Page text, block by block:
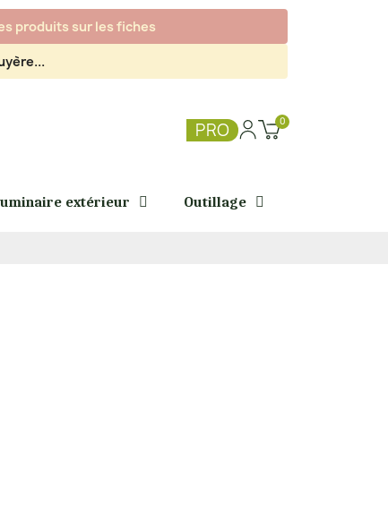
produits sur les fiches
PRO
extérieur Outillage